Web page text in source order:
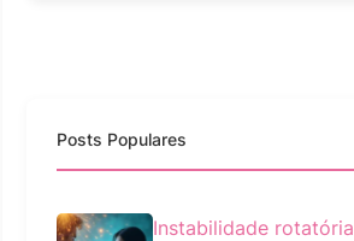
Posts Populares
Instabilidade rotatória